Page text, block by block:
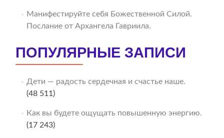
Манифестируйте себя Божественной Силой.
Послание от Архангела Гавриила.
ПОПУЛЯРНЫЕ ЗАПИСИ
Дети — радость сердечная и счастье наше.
(48 511)
Как вы будете ощущать повышенную энергию.
(17 243)